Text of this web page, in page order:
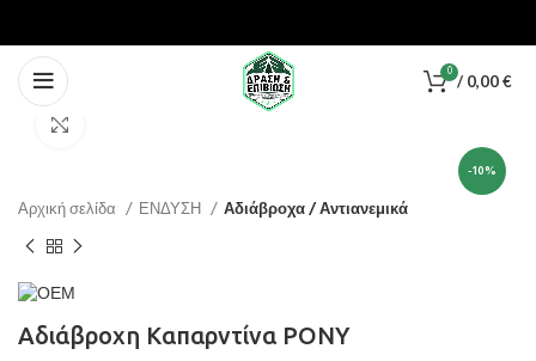
0 / 0,00€
-10%
Αρχική σελίδα ΕΝΔΥΣΗ Αδιάβροχα / Αντιανεμικά
Αδιάβροχη Καπαρντίνα PONY